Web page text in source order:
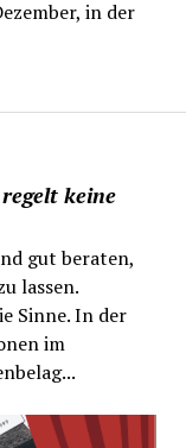
keine
gut beraten,
lassen.
Sinne. In der
im
in der